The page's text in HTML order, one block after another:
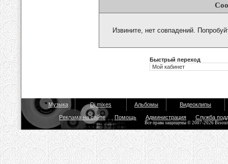
Извините, нет совпадений.
Быстрый переход
Музыка Dj mixes Альбомы Видеоклипы
Реклама на сайте Помощь Администрация Служба
Все права защищены © 2007-2026